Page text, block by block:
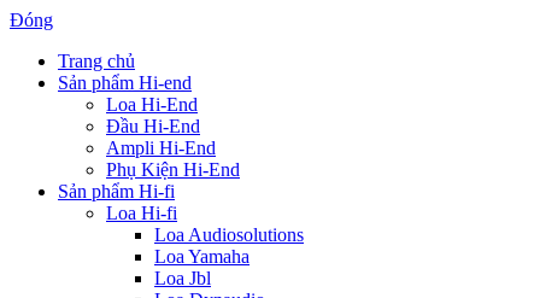
Đóng
Trang chủ
Sản phẩm Hi-end
Loa Hi-End
Đầu Hi-End
Ampli Hi-End
Phụ Kiện Hi-End
Sản phẩm Hi-fi
Loa Hi-fi
Loa Audiosolutions
Loa Yamaha
Loa Jbl